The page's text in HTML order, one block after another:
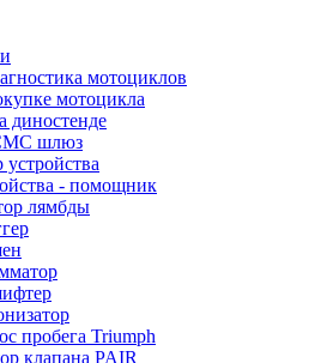
мотоциклов
мотоцикла
диностенде
шлюз
устройства
- помощник
лямбды
пробега Triumph
клапана PAIR